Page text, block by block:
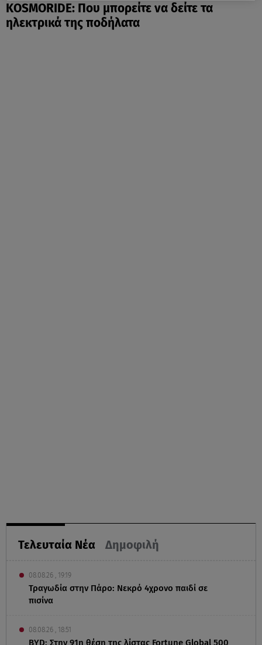
KOSMORIDE: Που μπορείτε να δείτε τα
ηλεκτρικά της ποδήλατα
Τελευταία Νέα Δημοφιλή
08.08.26 , 19:19
Τραγωδία στην Πάρο: Νεκρό 4χρονο παιδί σε
πισίνα
08.08.26 , 18:51
BYD: Στην 91η θέση της λίστας Fortune Global 500